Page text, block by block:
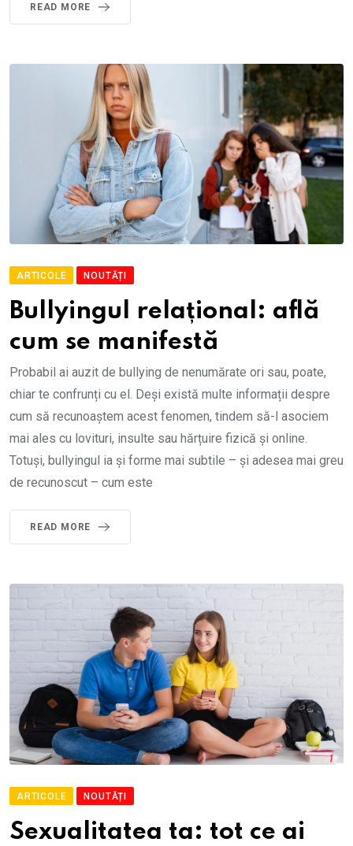
READ MORE
ARTICOLE NOUTĂȚI
Bullyingul relațional: află
cum se manifestă
Probabil ai auzit de bullying de nenumărate ori sau, poate,
chiar te confrunți cu el. Deși există multe informații despre
cum să recunoaștem acest fenomen, tindem să-l asociem
mai ales cu lovituri, insulte sau hărțuire fizică și online.
Totuși, bullyingul ia și forme mai subtile – și adesea mai greu
de recunoscut – cum este
READ MORE
ARTICOLE NOUTĂȚI
Sexualitatea ta: tot ce ai